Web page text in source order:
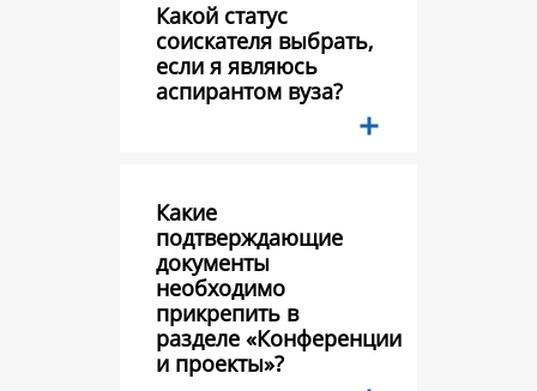
Какой статус
соискателя выбрать,
если я являюсь
аспирантом вуза?
Какие
подтверждающие
документы
необходимо
прикрепить в
разделе «Конференции
и проекты»?